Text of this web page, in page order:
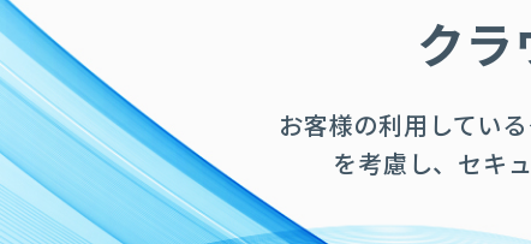
ク
お客様の利用してい
を考慮し、セキ